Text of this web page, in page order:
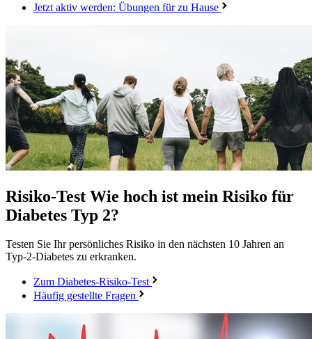
Jetzt aktiv werden: Übungen für zu Hause
Risiko-Test Wie hoch ist mein Risiko für
Diabetes Typ 2?
Testen Sie Ihr persönliches Risiko in den nächsten 10 Jahren an
Typ-2-Diabetes zu erkranken.
Zum Diabetes-Risiko-Test
Häufig gestellte Fragen